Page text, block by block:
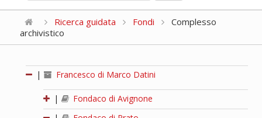
Ricerca guidata Fondi
Complesso
archivistico
| Francesco di Marco Datini
|
Fondaco di Avignone